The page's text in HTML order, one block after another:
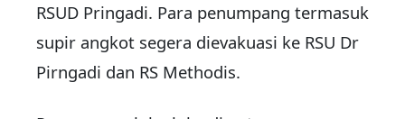
RSUD Pringadi. Para penumpang termasuk
supir angkot segera dievakuasi ke RSU Dr
Pirngadi dan RS Methodis.